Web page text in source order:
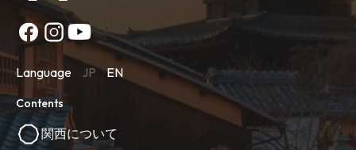
Language JP EN
Contents
関西について